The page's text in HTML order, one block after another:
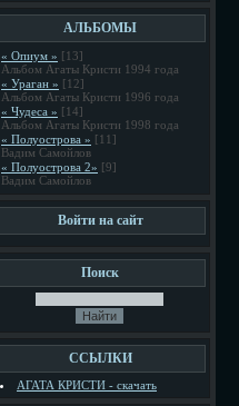
АЛЬБОМЫ
« Опиум » [13]
Альбом Агаты Кристи 1994 года
« Ураган » [12]
Альбом Агаты Кристи 1996 года
« Чудеса » [14]
Альбом Агаты Кристи 1998 года
« Полуострова » [11]
Вадим Самойлов
« Полуострова 2» [9]
Вадим Самойлов
Войти на сайт
Поиск
ССЫЛКИ
АГАТА КРИСТИ - скачать